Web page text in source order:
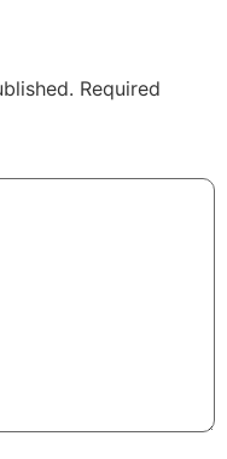
Required